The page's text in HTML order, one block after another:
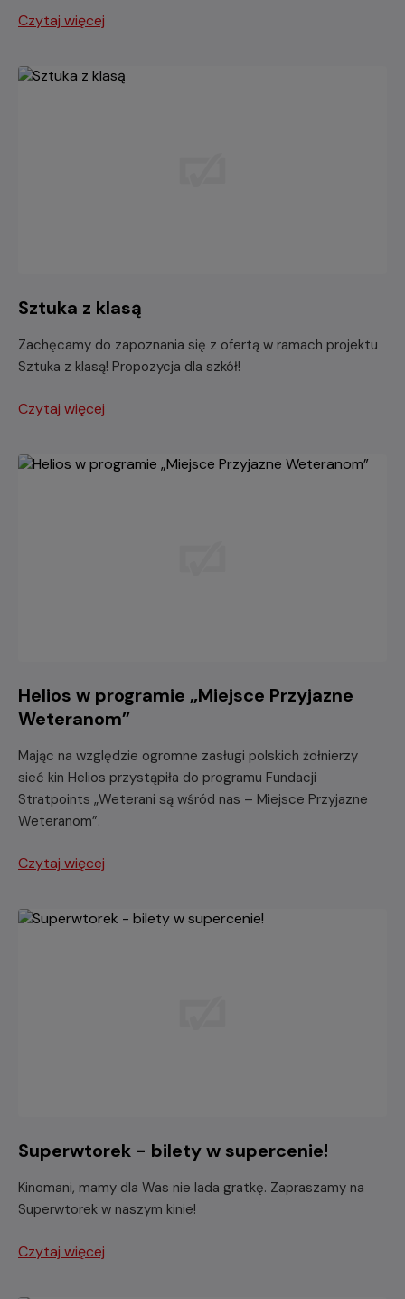
Czytaj więcej
Sztuka z klasą
Zachęcamy do zapoznania się z ofertą w ramach projektu
Sztuka z klasą! Propozycja dla szkół!
Czytaj więcej
Helios w programie „Miejsce Przyjazne
Weteranom”
Mając na względzie ogromne zasługi polskich żołnierzy
sieć kin Helios przystąpiła do programu Fundacji
Stratpoints „Weterani są wśród nas – Miejsce Przyjazne
Weteranom”.
Czytaj więcej
Superwtorek - bilety w supercenie!
Kinomani, mamy dla Was nie lada gratkę. Zapraszamy na
Superwtorek w naszym kinie!
Czytaj więcej